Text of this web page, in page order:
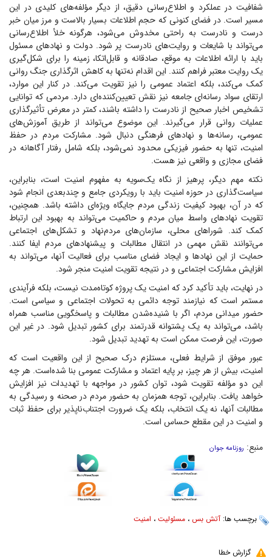
شفافیت در عملکرد و اطلاع‌رسانی دقیق، از دیگر مؤلفه‌های کلیدی در این
مسیر است. در فضای کنونی که حجم اطلاعات بسیار بالاست و مرز میان خبر
درست و نادرست به راحتی مخدوش می‌شود، هرگونه خلأ اطلاع‌رسانی
می‌تواند با شایعات و روایت‌های نادرست پر شود. دولت و نهاد‌های مسئول
باید با ارائه اطلاعات به موقع، صادقانه و قابل‌اتکا، زمینه را برای شکل‌گیری
یک روایت معتبر فراهم کنند. این اقدام نه‌تنها به کاهش اثرگذاری جنگ روانی
کمک می‌کند، بلکه اعتماد عمومی را نیز تقویت می‌کند. در کنار این موارد،
ارتقای سواد رسانه‌ای جامعه نیز نقش تعیین‌کننده‌ای دارد. مردمی که توانایی
تشخیص اخبار صحیح از نادرست را داشته باشند، کمتر در معرض تأثیرگذاری
عملیات روانی قرار می‌گیرند. این موضوع می‌تواند از طریق آموزش‌های
عمومی، رسانه‌ها و نهاد‌های فرهنگی دنبال شود. مشارکت مردم در حفظ
امنیت، تنها به حضور فیزیکی محدود نمی‌شود، بلکه شامل رفتار آگاهانه در
فضای مجازی و واقعی نیز هست.
نکته مهم دیگر، پرهیز از نگاه یک‌سویه به مفهوم امنیت است، بنابراین،
سیاست‌گذاری در حوزه امنیت باید با رویکردی جامع و چندبعدی انجام شود
که در آن، بهبود کیفیت زندگی مردم جایگاه ویژه‌ای داشته باشد. همچنین،
تقویت نهاد‌های واسط میان مردم و حاکمیت می‌تواند به بهبود این ارتباط
کمک کند. شورا‌های محلی، سازمان‌های مردم‌نهاد و تشکل‌های اجتماعی
می‌توانند نقش مهمی در انتقال مطالبات و پیشنهاد‌های مردم ایفا کنند.
حمایت از این نهاد‌ها و ایجاد فضای مناسب برای فعالیت آنها، می‌تواند به
افزایش مشارکت اجتماعی و در نتیجه تقویت امنیت منجر شود.
در نهایت، باید تأکید کرد که امنیت یک پروژه کوتاه‌مدت نیست، بلکه فرآیندی
مستمر است که نیازمند توجه دائمی به تحولات اجتماعی و سیاسی است.
حضور میدانی مردم، اگر با شنیده‌شدن مطالبات و پاسخگویی مناسب همراه
باشد، می‌تواند به یک پشتوانه قدرتمند برای کشور تبدیل شود. در غیر این
صورت، این فرصت ممکن است به تهدید تبدیل شود.
عبور موفق از شرایط فعلی، مستلزم درک صحیح از این واقعیت است که
امنیت، بیش از هر چیز، بر پایه اعتماد و مشارکت عمومی بنا شده‌است. هر چه
این دو مؤلفه تقویت شود، توان کشور در مواجهه با تهدیدات نیز افزایش
خواهد یافت. بنابراین، توجه همزمان به حضور مردم در صحنه و رسیدگی به
مطالبات آنها، نه یک انتخاب، بلکه یک ضرورت اجتناب‌ناپذیر برای حفظ ثبات
و امنیت در این مقطع حساس است.
منبع: روزنامه جوان
برچسب ها: آتش بس ، مسئولیت ، امنیت
گزارش خطا